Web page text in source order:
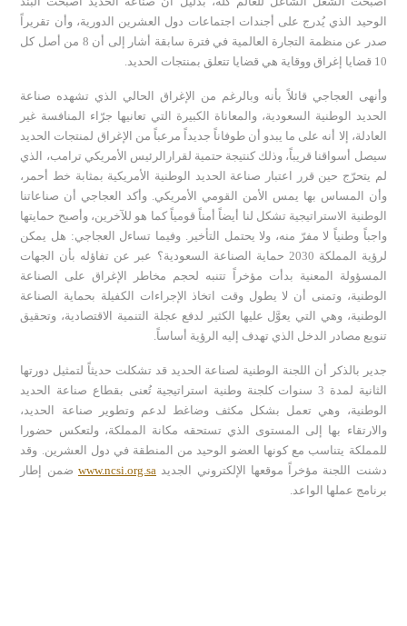
الوحيد الذي يُدرج على أجندات اجتماعات دول العشرين الدورية، وأن تقريراً
صدر عن منظمة التجارة العالمية في فترة سابقة أشار إلى أن 8 من أصل كل
10 قضايا إغراق ووقاية هي قضايا تتعلق بمنتجات الحديد.
وأنهى العجاجي قائلاً بأنه وبالرغم من الإغراق الحالي الذي تشهده صناعة
الحديد الوطنية السعودية، والمعاناة الكبيرة التي تعانيها جرّاء المنافسة غير
العادلة، إلا أنه على ما يبدو أن طوفاناً جديداً مرعباً من الإغراق لمنتجات الحديد
سيصل أسواقنا قريباً، وذلك كنتيجة حتمية لقرارالرئيس الأمريكي ترامب، الذي
لم يتحرّج حين قرر اعتبار صناعة الحديد الوطنية الأمريكية بمثابة خط أحمر،
وأن المساس بها يمس الأمن القومي الأمريكي. وأكد العجاجي أن صناعاتنا
الوطنية الاستراتيجية تشكل لنا أيضاً أمناً قومياً كما هو للآخرين، وأصبح حمايتها
واجباً وطنياً لا مفرّ منه، ولا يحتمل التأخير. وفيما تساءل العجاجي: هل يمكن
لرؤية المملكة 2030 حماية الصناعة السعودية؟ عبر عن تفاؤله بأن الجهات
المسؤولة المعنية بدأت مؤخراً تتنبه لحجم مخاطر الإغراق على الصناعة
الوطنية، وتمنى أن لا يطول وقت اتخاذ الإجراءات الكفيلة بحماية الصناعة
الوطنية، وهي التي يعوَّل عليها الكثير لدفع عجلة التنمية الاقتصادية، وتحقيق
تنويع مصادر الدخل الذي تهدف إليه الرؤية أساساً.
جدير بالذكر أن اللجنة الوطنية لصناعة الحديد قد تشكلت حديثاً لتمثيل دورتها
الثانية لمدة 3 سنوات كلجنة وطنية استراتيجية تُعنى بقطاع صناعة الحديد
الوطنية، وهي تعمل بشكل مكثف وضاغط لدعم وتطوير صناعة الحديد،
والارتقاء بها إلى المستوى الذي تستحقه مكانة المملكة، ولتعكس حضورا
للمملكة يتناسب مع كونها العضو الوحيد من المنطقة في دول العشرين. وقد
دشنت اللجنة مؤخراً موقعها الإلكتروني الجديدwww.ncsi.org.sa ضمن إطار
برنامج عملها الواعد.